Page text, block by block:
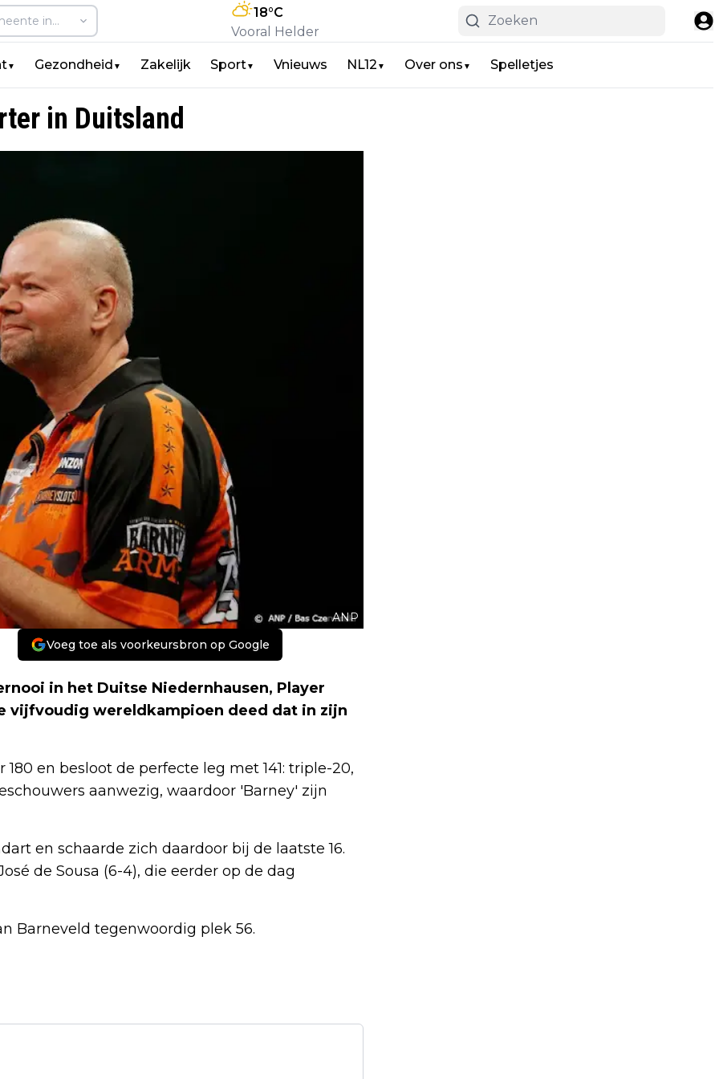
18°C
Vooral Helder
▼ Gezondheid ▼ Zakelijk Sport▼ Vnieuws NL12 ▼ Over ons ▼ Spelletjes
in Duitsland
ANP
Voeg toe als voorkeursbron op Google
in het Duitse Niedernhausen, Player
vijfvoudig wereldkampioen deed dat in zijn
en besloot de perfecte leg met 141: triple-20,
aanwezig, waardoor 'Barney' zijn
en schaarde zich daardoor bij de laatste 16.
de Sousa (6-4), die eerder op de dag
Barneveld tegenwoordig plek 56.
ZOMERTIJD GAAT IN, KLOK WEER EEN